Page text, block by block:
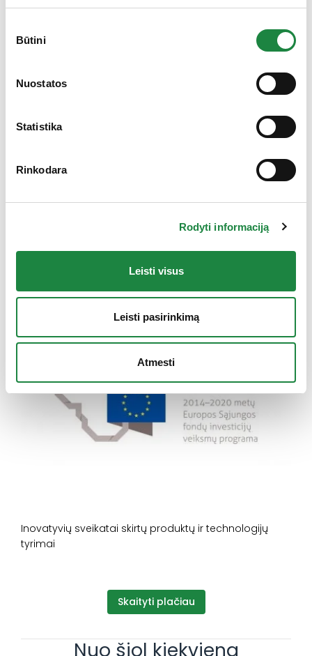
pasirinkimas
Būtini
Nuostatos
Statistika
Rinkodara
Rodyti informaciją
Leisti visus
Leisti pasirinkimą
Atmesti
UAB „Aconitum“ reaguodama į augančius rinkos
papildų pakuočių dizaino kūrimui.
UAB „Aconitum”
įgyvendina projektą
„Eksperimentas“
Inovatyvių sveikatai skirtų produktų ir technologijų
tyrimai
Skaityti plačiau
Nuo šiol kiekviena
Gauk 10% nuolaidą!